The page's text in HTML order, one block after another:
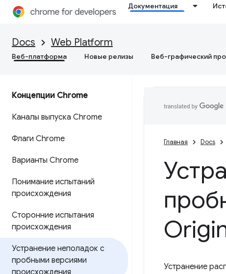
Документация
Docs Web Platform
Веб-платформа Новые релизы Веб-графический
Концепции Chrome
Каналы выпуска Chrome
Флаги Chrome
Варианты Chrome
Понимание испытаний
происхождения
Сторонние испытания
происхождения
Устранение неполадок с
пробными версиями
происхождения
Главная Docs
Устранение